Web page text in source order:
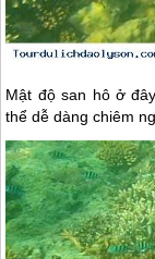
Mật độ san hô ở
thể dễ dàng chiêm